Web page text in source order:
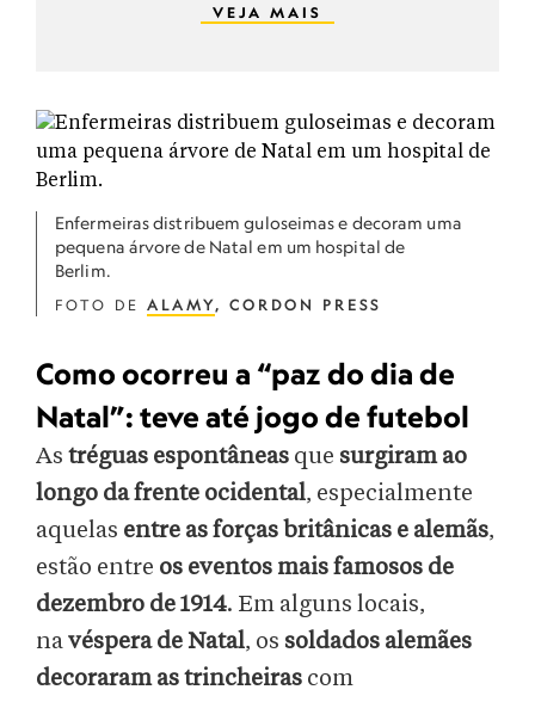
VEJA MAIS
Enfermeiras distribuem guloseimas e decoram uma
pequena árvore de Natal em um hospital de
Berlim.
FOTO DE ALAMY, CORDON PRESS
Como ocorreu a “paz do dia de
Natal”: teve até jogo de futebol
As tréguas espontâneas que surgiram ao
longo da frente ocidental, especialmente
aquelas entre as forças britânicas e alemãs,
estão entre os eventos mais famosos de
dezembro de 1914. Em alguns locais,
navéspera de Natal, os soldados alemães
decoraram as trincheiras com